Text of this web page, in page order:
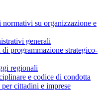
su organizzazione e
generali
programmazione strategico-
regionali
e codice di condotta
cittadini e imprese